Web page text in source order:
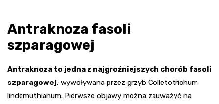
Antraknoza fasoli
szparagowej
Antraknoza to jedna z najgroźniejszych chorób fasoli
szparagowej, wywoływana przez grzyb Colletotrichum
lindemuthianum. Pierwsze objawy można zauważyć na